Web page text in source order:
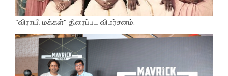
“விராயி மக்கள்” திரைப்பட விமர்சனம்.